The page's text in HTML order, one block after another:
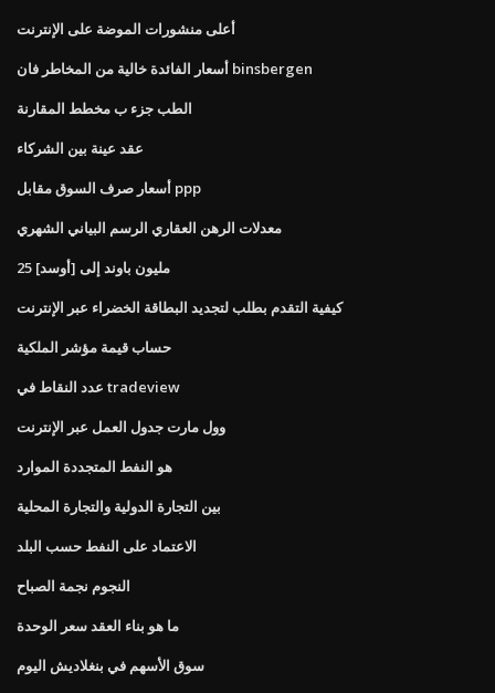
أعلى منشورات الموضة على الإنترنت
أسعار الفائدة خالية من المخاطر فان binsbergen
الطب جزء ب مخطط المقارنة
عقد عينة بين الشركاء
أسعار صرف السوق مقابل ppp
معدلات الرهن العقاري الرسم البياني الشهري
25 مليون باوند إلى [أوسد]
كيفية التقدم بطلب لتجديد البطاقة الخضراء عبر الإنترنت
حساب قيمة مؤشر الملكية
عدد النقاط في tradeview
وول مارت جدول العمل عبر الإنترنت
هو النفط المتجددة الموارد
بين التجارة الدولية والتجارة المحلية
الاعتماد على النفط حسب البلد
النجوم نجمة الصباح
ما هو بناء العقد سعر الوحدة
سوق الأسهم في بنغلاديش اليوم